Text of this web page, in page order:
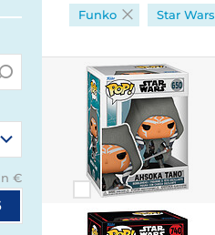
€
Funko Star Wars